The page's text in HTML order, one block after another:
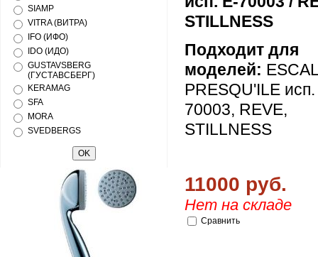
SIAMP
VITRA (ВИТРА)
IFO (ИФО)
IDO (ИДО)
GUSTAVSBERG
(ГУСТАВСБЕРГ)
KERAMAG
SFA
MORA
SVEDBERGS
STILLNESS
Подходит для
моделей:
PRESQU'ILE
70003, REVE,
STILLNESS
11000 руб.
Нет на складе
Сравнить